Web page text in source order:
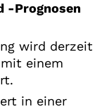
-Prognosen
wird derzeit
einem
in einer